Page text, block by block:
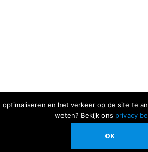
en het verkeer op de site te
weten? Bekijk ons privacy
OK